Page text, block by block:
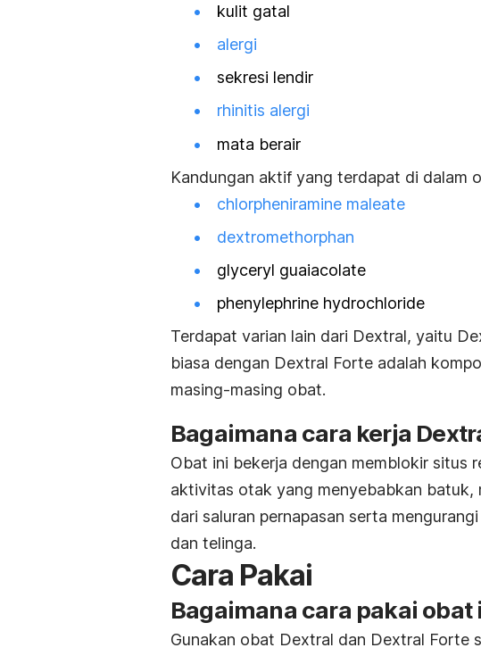
kulit gatal
alergi
sekresi lendir
rhinitis alergi
mata berair
Kandungan aktif yang terdapat di dalam
chlorpheniramine maleate
dextromethorphan
glyceryl guaiacolate
phenylephrine hydrochloride
Terdapat varian lain dari Dextral, yaitu
biasa dengan Dextral Forte adalah
masing-masing obat.
Bagaimana cara kerja
Obat ini bekerja dengan memblokir situs
aktivitas otak yang menyebabkan batuk,
dari saluran pernapasan serta
dan telinga.
Cara Pakai
Bagaimana cara pakai obat
Gunakan obat Dextral dan Dextral Forte